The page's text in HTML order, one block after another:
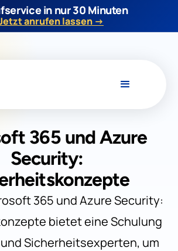
in nur 30 Minuten
anrufen lassen →
365 und Azure
Security:
365 und Azure Security:
bietet eine Schulung
Sicherheitsexperten, um